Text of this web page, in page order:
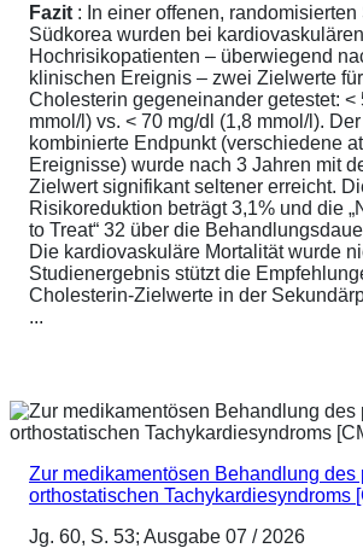
Fazit : In einer offenen,
Südkorea wurden bei kardiovaskulären
Hochrisikopatienten – überwiegend
klinischen Ereignis – zwei Zielwerte
Cholesterin gegeneinander getestet: <
mmol/l) vs. < 70 mg/dl (1,8 mmol/l).
kombinierte Endpunkt (verschiedene
Ereignisse) wurde nach 3 Jahren mit
Zielwert signifikant seltener erreicht.
Risikoreduktion beträgt 3,1% und die
to Treat“ 32 über die
Die kardiovaskuläre Mortalität wurde
Studienergebnis stützt die
Cholesterin-Zielwerte in der
...
Zur medikamentösen Behandlung des
orthostatischen Tachykardiesyndroms
Jg. 60, S. 53; Ausgabe 07 / 2026